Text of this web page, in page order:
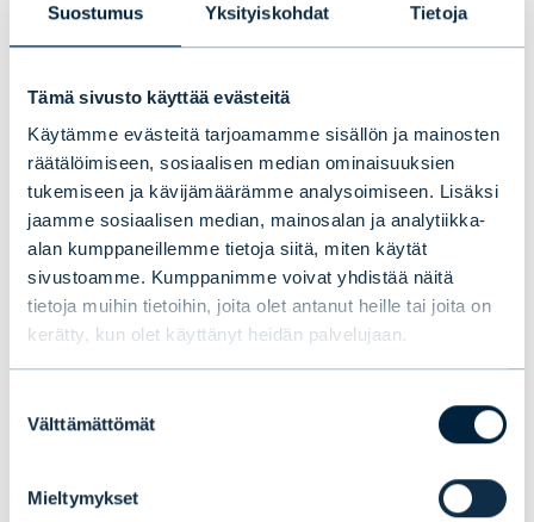
Suostumus Yksityiskohdat Tietoja
Tämä sivusto käyttää evästeitä
Käytämme evästeitä tarjoamamme sisällön ja mainosten
räätälöimiseen, sosiaalisen median ominaisuuksien
tukemiseen ja kävijämäärämme analysoimiseen. Lisäksi
jaamme sosiaalisen median, mainosalan ja analytiikka-
alan kumppaneillemme tietoja siitä, miten käytät
sivustoamme. Kumppanimme voivat yhdistää näitä
tietoja muihin tietoihin, joita olet antanut heille tai joita on
kerätty, kun olet käyttänyt heidän palvelujaan.
valinta
Välttämättömät
Mieltymykset
ratkaisun ETF:ien hinnalla
Helppous: Valmiit salkkumallit
nopeuttavat liikkeellelähtöä
Miksi Evli Atlas?
mukaan lukien vastuulliset strategiat
seuraava askel matkallamme: alusta, joka tuo